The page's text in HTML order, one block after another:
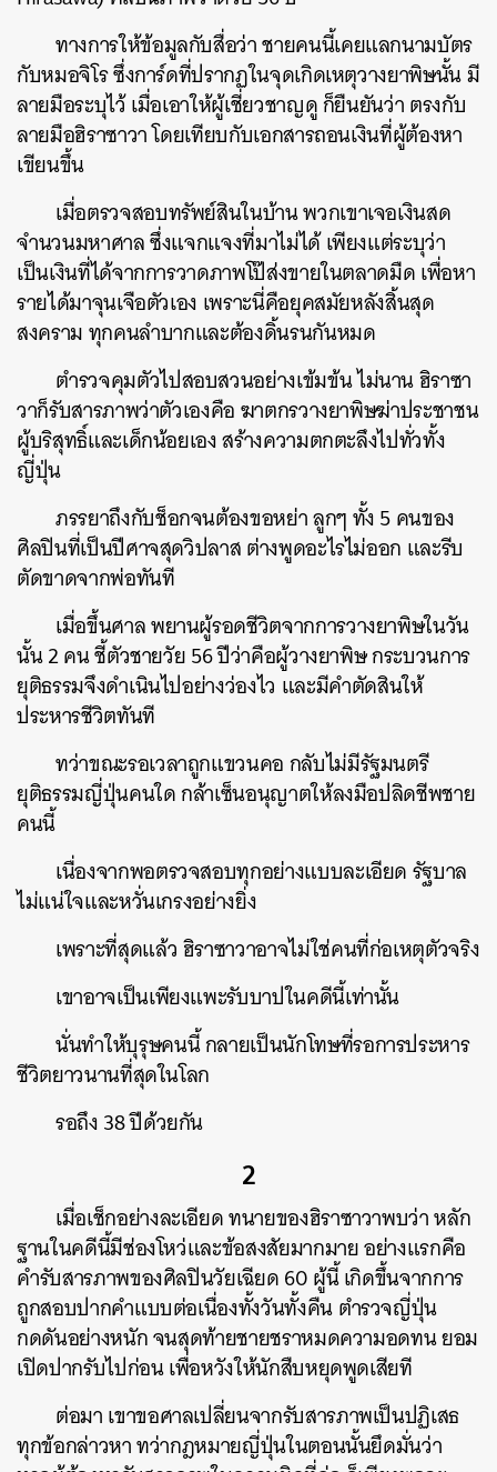
ทางการให้ข้อมูลกับสื่อว่า ชายคนนี้เคยแลกนามบัตร
กับหมอจิโร ซึ่งการ์ดที่ปรากฏในจุดเกิดเหตุวางยาพิษนั้น มี
ลายมือระบุไว้ เมื่อเอาให้ผู้เชี่ยวชาญดู ก็ยืนยันว่า ตรงกับ
ลายมือฮิราซาวา โดยเทียบกับเอกสารถอนเงินที่ผู้ต้องหา
เขียนขึ้น
เมื่อตรวจสอบทรัพย์สินในบ้าน พวกเขาเจอเงินสด
จำนวนมหาศาล ซึ่งแจกแจงที่มาไม่ได้ เพียงแต่ระบุว่า
เป็นเงินที่ได้จากการวาดภาพโป๊ส่งขายในตลาดมืด เพื่อหา
รายได้มาจุนเจือตัวเอง เพราะนี่คือยุคสมัยหลังสิ้นสุด
สงคราม ทุกคนลำบากและต้องดิ้นรนกันหมด
ตำรวจคุมตัวไปสอบสวนอย่างเข้มข้น ไม่นาน ฮิราซา
วาก็รับสารภาพว่าตัวเองคือ ฆาตกรวางยาพิษฆ่าประชาชน
ผู้บริสุทธิ์และเด็กน้อยเอง สร้างความตกตะลึงไปทั่วทั้ง
ญี่ปุ่น
ภรรยาถึงกับช็อกจนต้องขอหย่า ลูกๆ ทั้ง 5 คนของ
ศิลปินที่เป็นปีศาจสุดวิปลาส ต่างพูดอะไรไม่ออก และรีบ
ตัดขาดจากพ่อทันที
เมื่อขึ้นศาล พยานผู้รอดชีวิตจากการวางยาพิษในวัน
นั้น 2 คน ชี้ตัวชายวัย 56 ปีว่าคือผู้วางยาพิษ กระบวนการ
ยุติธรรมจึงดำเนินไปอย่างว่องไว และมีคำตัดสินให้
ประหารชีวิตทันที
ทว่าขณะรอเวลาถูกแขวนคอ กลับไม่มีรัฐมนตรี
ยุติธรรมญี่ปุ่นคนใด กล้าเซ็นอนุญาตให้ลงมือปลิดชีพชาย
คนนี้
เนื่องจากพอตรวจสอบทุกอย่างแบบละเอียด รัฐบาล
ไม่แน่ใจและหวั่นเกรงอย่างยิ่ง
เพราะที่สุดแล้ว ฮิราซาวาอาจไม่ใช่คนที่ก่อเหตุตัวจริง
เขาอาจเป็นเพียงแพะรับบาปในคดีนี้เท่านั้น
นั่นทำให้บุรุษคนนี้ กลายเป็นนักโทษที่รอการประหาร
ชีวิตยาวนานที่สุดในโลก
รอถึง 38 ปีด้วยกัน
2
เมื่อเช็กอย่างละเอียด ทนายของฮิราซาวาพบว่า หลัก
ฐานในคดีนี้มีช่องโหว่และข้อสงสัยมากมาย อย่างแรกคือ
คำรับสารภาพของศิลปินวัยเฉียด 60 ผู้นี้ เกิดขึ้นจากการ
ถูกสอบปากคำแบบต่อเนื่องทั้งวันทั้งคืน ตำรวจญี่ปุ่น
กดดันอย่างหนัก จนสุดท้ายชายชราหมดความอดทน ยอม
เปิดปากรับไปก่อน เพื่อหวังให้นักสืบหยุดพูดเสียที
ต่อมา เขาขอศาลเปลี่ยนจากรับสารภาพเป็นปฏิเสธ
ทุกข้อกล่าวหา ทว่ากฎหมายญี่ปุ่นในตอนนั้นยึดมั่นว่า